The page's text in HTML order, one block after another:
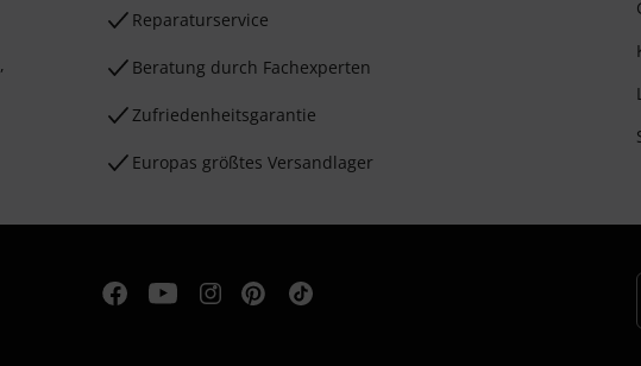
,
Reparaturservice
Beratung durch Fachexperten
Zufriedenheitsgarantie
Europas größtes Versandlager